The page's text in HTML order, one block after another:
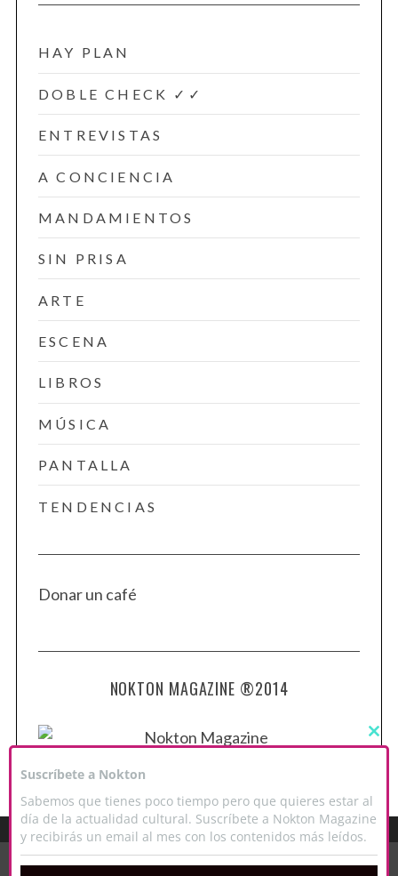
HAY PLAN
DOBLE CHECK ✓✓
ENTREVISTAS
A CONCIENCIA
MANDAMIENTOS
SIN PRISA
ARTE
ESCENA
LIBROS
MÚSICA
PANTALLA
TENDENCIAS
Donar un café
NOKTON MAGAZINE ®2014
Este sitio web utiliza cookies para que usted tenga la mejor experiencia de
usuario. Si continúa navegando está dando su consentimiento para la
H
M
O
Suscríbete a Nokton
Sabemos que tienes poco tiempo pero que quieres estar al
día de la actualidad cultural. Suscríbete a Nokton Magazine
y recibirás un email al mes con los contenidos más leídos.